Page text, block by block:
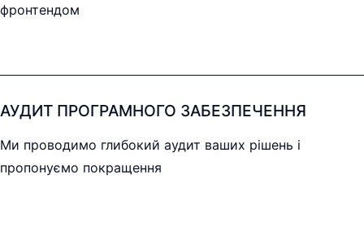
фронтендом
АУДИТ ПРОГРАМНОГО ЗАБЕЗПЕЧЕННЯ
Ми проводимо глибокий аудит ваших рішень і
пропонуємо покращення